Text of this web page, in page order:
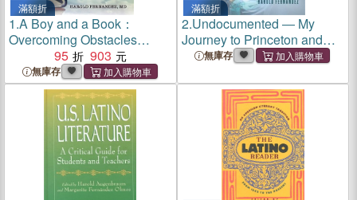
滿額折
1.A Boy and a Book：
Overcoming Obstacles
through the Magic of
Reading
95 903
無庫存
滿額折
2.Undocumented ― My
Journey to Princeton and
Harvard and Life As a Heart
無庫存